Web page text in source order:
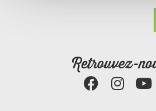
Retrouvez-